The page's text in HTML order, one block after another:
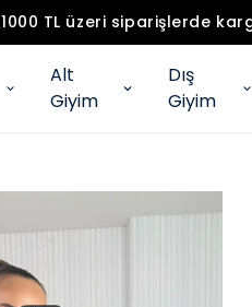
1000 TL üzeri siparişlerde
Alt
Giyim
Dış
Giyim